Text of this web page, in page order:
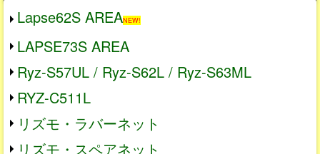
Lapse62S AREANEW!
LAPSE73S AREA
Ryz-S57UL / Ryz-S62L / Ryz-S63ML
RYZ-C511L
リズモ・ラバーネット
リズモ・スペアネット